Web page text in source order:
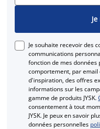
Je souhaite recevoir des
communications
fonction de mes données
comportement, par
d'inspiration, des offres
informations sur les
gamme de produits JYSK.
consentement à tout
JYSK. Je peux en savoir
données personnelles